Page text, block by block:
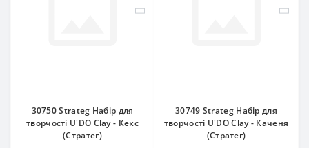
30750 Strateg Набір для
творчості U'DO Clay - Кекс
(Стратег)
30749 Strateg Набір для
творчості U'DO Clay - Каченя
(Стратег)